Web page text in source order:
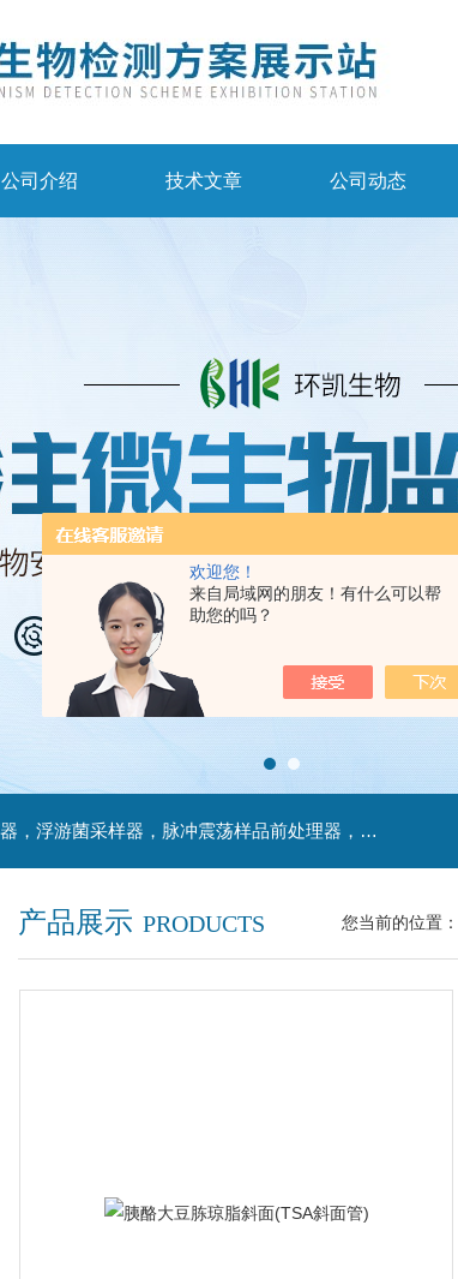
欢迎您！
来自局域网的朋友！有什么可以帮
助您的吗？
公司介绍 技术文章 公司动态
主营产品：不锈钢过滤系统，红外线接种环灭菌器，浮游菌采样器，脉冲震荡样品前处理器，数字化智能电热鼓风干燥箱，数字化智能电热恒温培养箱，实验室设备及环境温湿度监测系统，洁净工作台等实验设仪器设备。
产品展示 PRODUCTS 您当前的位置：